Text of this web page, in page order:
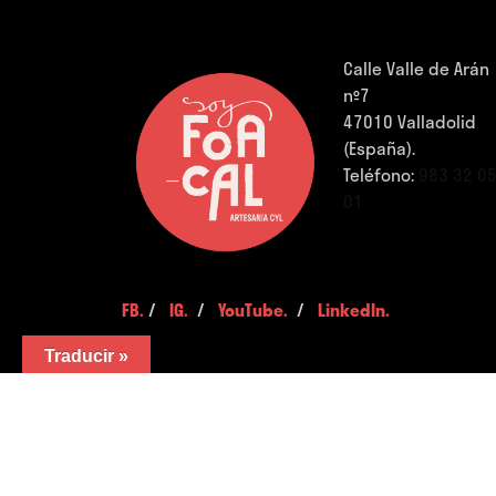
Calle Valle de Arán
nº7
47010 Valladolid
(España).
Teléfono:
FB. /IG. /YouTube. /LinkedIn.
Traducir »